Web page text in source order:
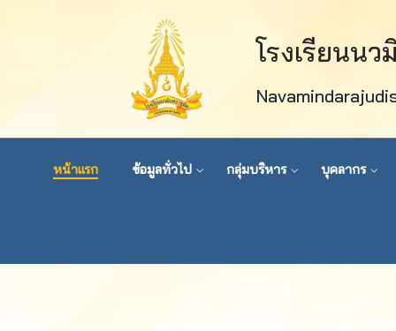
โรงเรียนน
หน้าแรก ข้อมูลทั่วไป กลุ่มบริหาร บุคลากร